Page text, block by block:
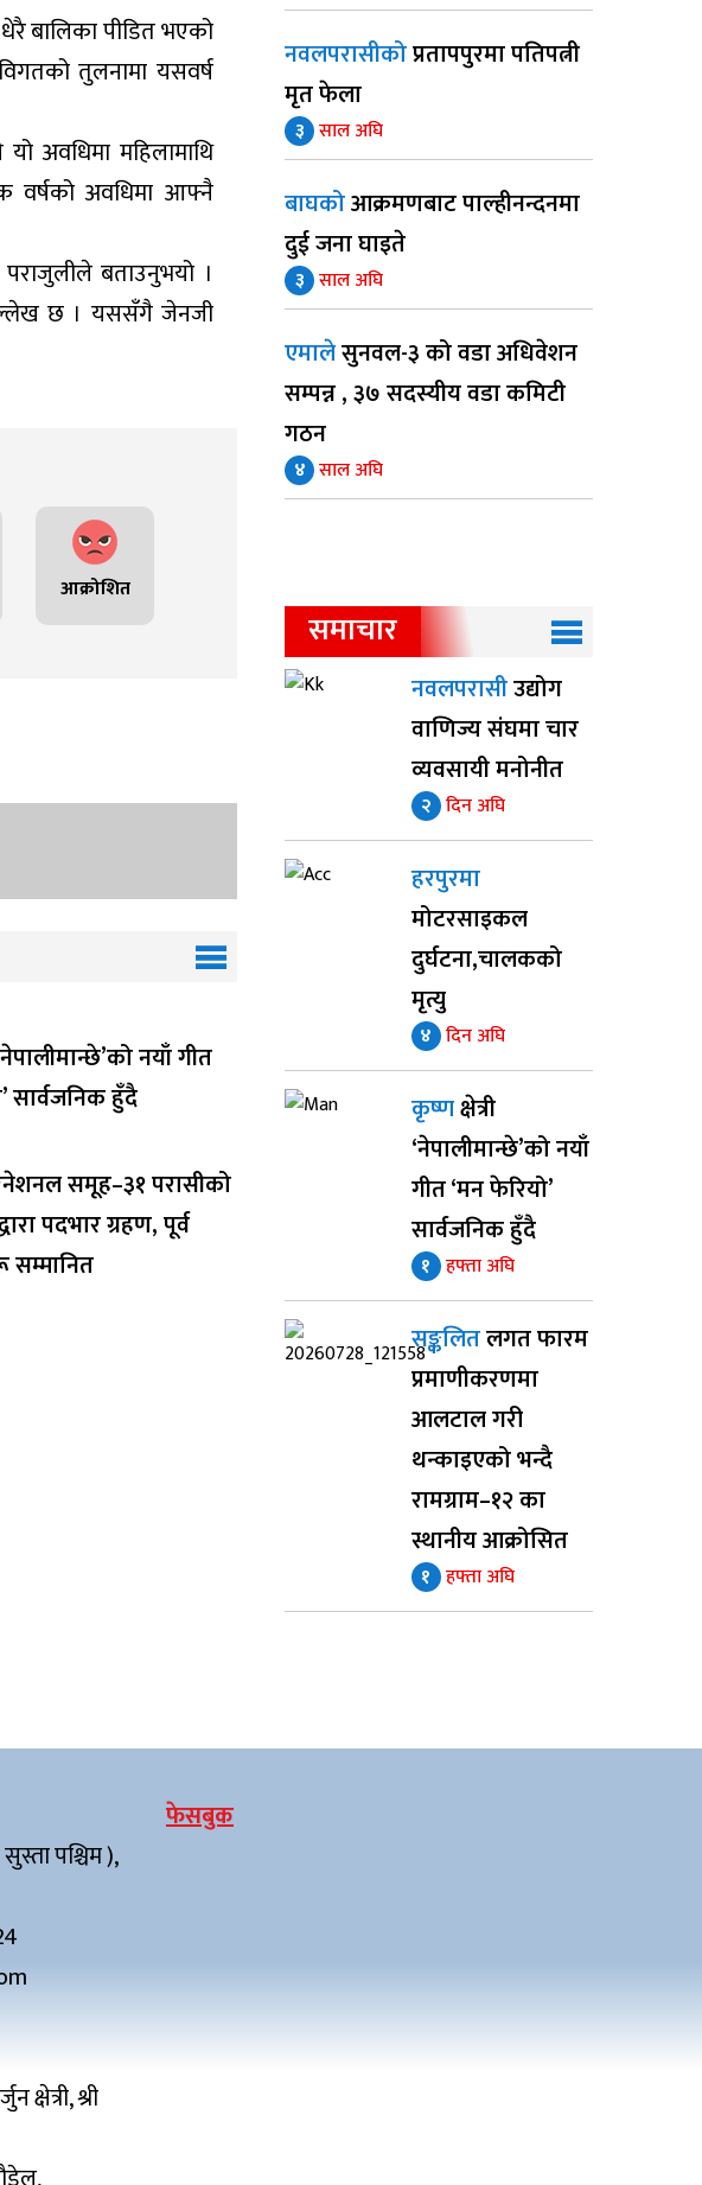
बालिका पीडित भएको
तुलनामा यसवर्ष
अवधिमा महिलामाथि
वर्षको अवधिमा आफ्नै
बताउनुभयो ।
उल्लेख छ । यससँगै जेनजी
आक्रोशित
नयाँ गीत
सार्वजनिक हुँदै
समूह–३१ परासीको
पदभार ग्रहण, पूर्व
नवलपरासीकोप्रतापपुरमा पतिपत्नी
मृत फेला
३ साल अघि
बाघकोआक्रमणबाट पाल्हीनन्दनमा
दुई जना घाइते
३ साल अघि
एमालेसुनवल-३ को वडा अधिवेशन
सम्पन्न , ३७ सदस्यीय वडा कमिटी
गठन
४ साल अघि
समाचार
नवलपरासीउद्योग
वाणिज्य संघमा चार
व्यवसायी मनोनीत
२ दिन अघि
हरपुरमा
मोटरसाइकल
दुर्घटना,चालकको
मृत्यु
४ दिन अघि
कृष्णक्षेत्री
‘नेपालीमान्छे’को नयाँ
गीत ‘मन फेरियो’
सार्वजनिक हुँदै
१ हफ्ता अघि
सङ्कलितलगत फारम
प्रमाणीकरणमा
आलटाल गरी
थन्काइएको भन्दै
रामग्राम–१२ का
स्थानीय आक्रोसित
१ हफ्ता अघि
पश्चिम ),
क्षेत्री, श्री
फेसबुक